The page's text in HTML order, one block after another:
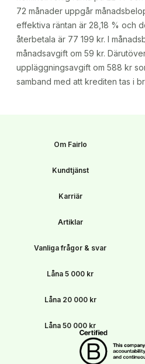
72 månader uppgår
effektiva räntan är 28,18 % och
återbetala är 77 199 kr. I
månadsavgift om 59 kr.
uppläggningsavgift om 588 kr
samband med att krediten tas i
Om Fairlo
Kundtjänst
Karriär
Artiklar
Vanliga frågor & svar
Låna 5 000 kr
Låna 20 000 kr
Låna 50 000 kr
B Corp-